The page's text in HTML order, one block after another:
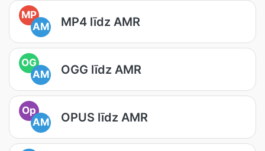
MP
AM
MP4 līdz AMR
OG
AM
OGG līdz AMR
Op
AM
OPUS līdz AMR